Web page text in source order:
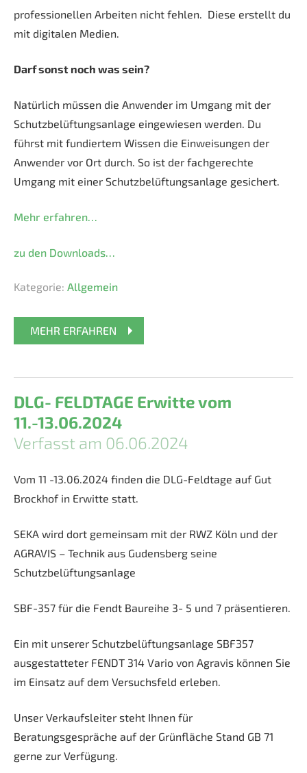
professionellen Arbeiten nicht fehlen. Diese erstellt du
mit digitalen Medien.
Darf sonst noch was sein?
Natürlich müssen die Anwender im Umgang mit der
Schutzbelüftungsanlage eingewiesen werden. Du
führst mit fundiertem Wissen die Einweisungen der
Anwender vor Ort durch. So ist der fachgerechte
Umgang mit einer Schutzbelüftungsanlage gesichert.
Mehr erfahren…
zu den Downloads…
Kategorie: Allgemein
MEHR ERFAHREN
DLG- FELDTAGE Erwitte vom
11.-13.06.2024
Verfasst am 06.06.2024
Vom 11 -13.06.2024 finden die DLG-Feldtage auf Gut
Brockhof in Erwitte statt.
SEKA wird dort gemeinsam mit der RWZ Köln und der
AGRAVIS – Technik aus Gudensberg seine
Schutzbelüftungsanlage
SBF-357 für die Fendt Baureihe 3- 5 und 7 präsentieren.
Ein mit unserer Schutzbelüftungsanlage SBF357
ausgestatteter FENDT 314 Vario von Agravis können Sie
im Einsatz auf dem Versuchsfeld erleben.
Unser Verkaufsleiter steht Ihnen für
Beratungsgespräche auf der Grünfläche Stand GB 71
gerne zur Verfügung.